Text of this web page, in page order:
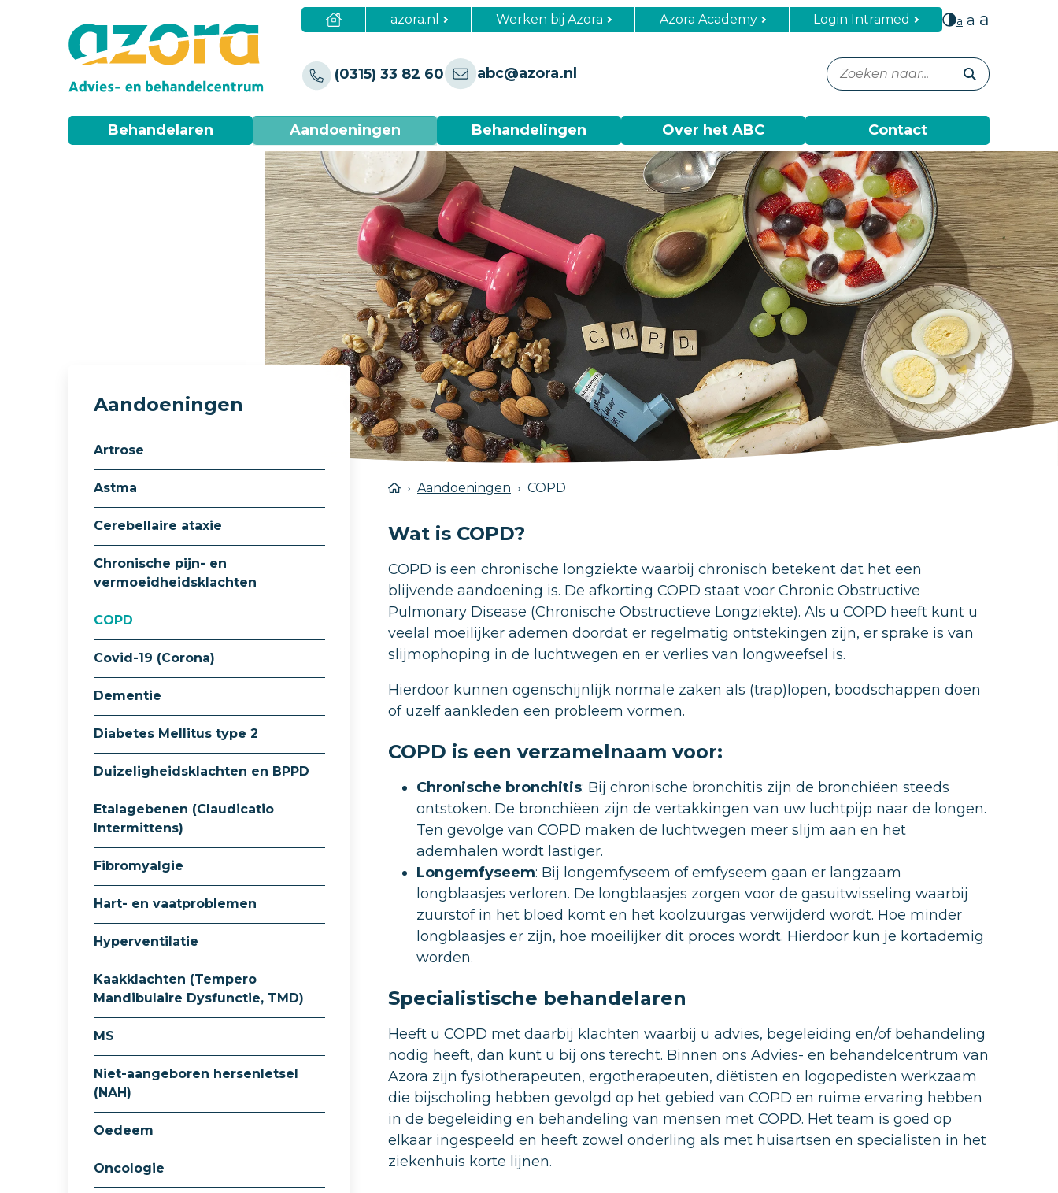
azora.nl Werken bij Azora Azora Academy Login Intramed a a a
(0315) 33 82 60 abc@azora.nl
Behandelaren Aandoeningen Behandelingen Over het ABC Contact
Aandoeningen COPD
Wat is COPD?
COPD is een chronische longziekte waarbij chronisch betekent dat het een
blijvende aandoening is. De afkorting COPD staat voor Chronic Obstructive
Pulmonary Disease (Chronische Obstructieve Longziekte). Als u COPD heeft kunt u
veelal moeilijker ademen doordat er regelmatig ontstekingen zijn, er sprake is van
slijmophoping in de luchtwegen en er verlies van longweefsel is.
Hierdoor kunnen ogenschijnlijk normale zaken als (trap)lopen, boodschappen doen
of uzelf aankleden een probleem vormen.
COPD is een verzamelnaam voor:
Chronische bronchitis: Bij chronische bronchitis zijn de bronchiëen steeds
ontstoken. De bronchiëen zijn de vertakkingen van uw luchtpijp naar de longen.
Ten gevolge van COPD maken de luchtwegen meer slijm aan en het
ademhalen wordt lastiger.
Longemfyseem: Bij longemfyseem of emfyseem gaan er langzaam
longblaasjes verloren. De longblaasjes zorgen voor de gasuitwisseling waarbij
zuurstof in het bloed komt en het koolzuurgas verwijderd wordt. Hoe minder
longblaasjes er zijn, hoe moeilijker dit proces wordt. Hierdoor kun je kortademig
worden.
Specialistische behandelaren
Heeft u COPD met daarbij klachten waarbij u advies, begeleiding en/of behandeling
nodig heeft, dan kunt u bij ons terecht. Binnen ons Advies- en behandelcentrum van
Azora zijn fysiotherapeuten, ergotherapeuten, diëtisten en logopedisten werkzaam
die bijscholing hebben gevolgd op het gebied van COPD en ruime ervaring hebben
in de begeleiding en behandeling van mensen met COPD. Het team is goed op
elkaar ingespeeld en heeft zowel onderling als met huisartsen en specialisten in het
ziekenhuis korte lijnen.
Aandoeningen
Artrose
Astma
Cerebellaire ataxie
Chronische pijn- en
vermoeidheidsklachten
COPD
Covid-19 (Corona)
Dementie
Diabetes Mellitus type 2
Duizeligheidsklachten en BPPD
Etalagebenen (Claudicatio
Intermittens)
Fibromyalgie
Hart- en vaatproblemen
Hyperventilatie
Kaakklachten (Tempero
Mandibulaire Dysfunctie, TMD)
MS
Niet-aangeboren hersenletsel
(NAH)
Oedeem
Oncologie